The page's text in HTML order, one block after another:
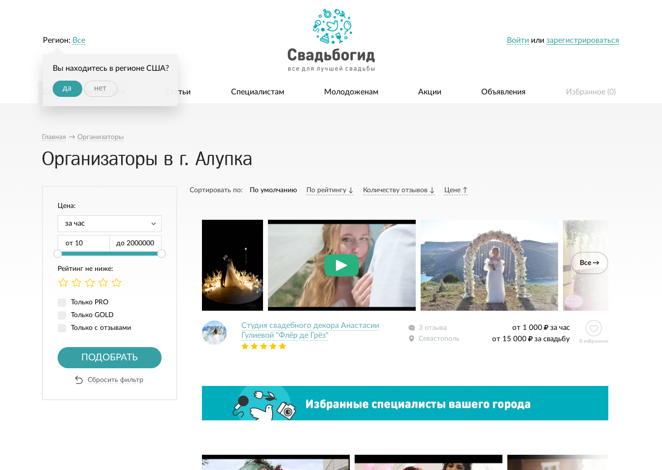
Войти или зарегистрироваться
Регион: Все
Вы находитесь в регионе США?
да нет
Специалисты и услуги Статьи Специалистам Молодоженам Акции Объявления Избранное (0)
Главная → Организаторы
Организаторы в г. Алупка
Цена:
от до
Рейтинг не ниже:
Только PRO
Только GOLD
Только с отзывами
ПОДОБРАТЬ
Сбросить фильтр
Сортировать по: По умолчанию По рейтингу ↓ Количеству отзывов ↓ Цене ↑
Все →
Студия свадебного декора Анастасии
Гулиевой "Флёр де Грёз"
3 отзыва
Севастополь
от 1 000
за час
от 15 000
за свадьбу В избранное